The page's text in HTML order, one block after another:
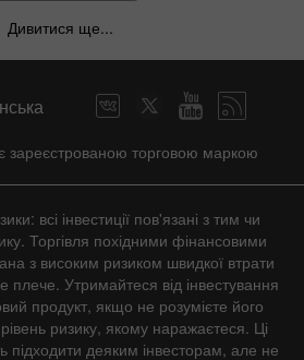
Дивитися ще...
зареєстрованою торговою маркою
всі інвестиції пов'язані з тим чи
Торгівля похідними фінансовими
з високим ризиком швидкої втрати
плече. Утримайтеся від інвестування
продукт, якщо не розумієте його
ризику, якому наражаєтеся. Ці
підходити деяким інвесторам, але не